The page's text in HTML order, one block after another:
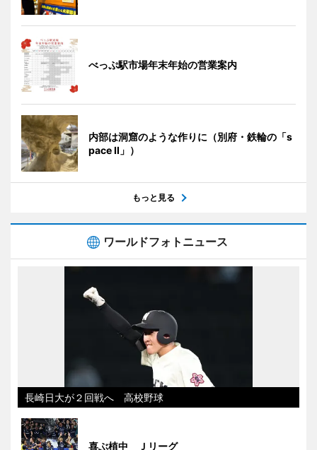
べっぷ駅市場年末年始の営業案内
内部は洞窟のような作りに（別府・鉄輪の「s
pace II」）
もっと見る
ワールドフォトニュース
長崎日大が２回戦へ 高校野球
喜ぶ植中 Ｊリーグ